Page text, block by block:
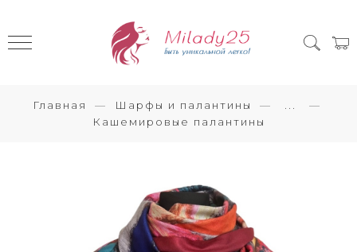
Главная Шарфы и палантины
Кашемировые палантины